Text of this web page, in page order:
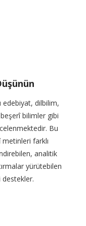
edebiyat, dilbilim,
bilimler gibi
Bu
farklı
analitik
yürütebilen